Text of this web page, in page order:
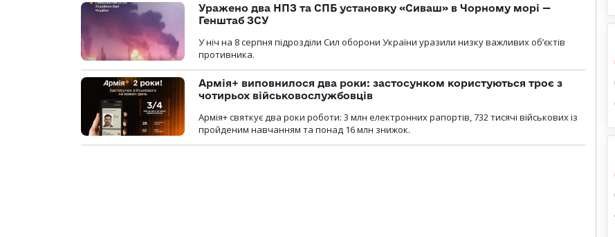
Уражено два НПЗ та СПБ установку «Сиваш» в Чорному морі —
Генштаб ЗСУ
У ніч на 8 серпня підрозділи Сил оборони України уразили низку важливих об’єктів
противника.
Армія+ виповнилося два роки: застосунком користуються троє з
чотирьох військовослужбовців
Армія+ святкує два роки роботи: 3 млн електронних рапортів, 732 тисячі військових із
пройденим навчанням та понад 16 млн знижок.